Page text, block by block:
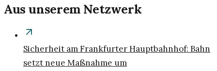
Aus unserem Netzwerk
Sicherheit am Frankfurter Hauptbahnhof: Bahn
setzt neue Maßnahme um